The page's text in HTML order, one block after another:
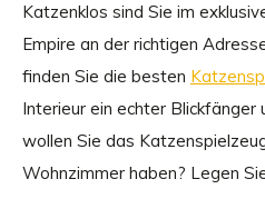
Katzenklos sind Sie im
Empire an der richtigen
finden Sie die besten
Interieur ein echter Blickfänger
wollen Sie das
Wohnzimmer haben? Legen